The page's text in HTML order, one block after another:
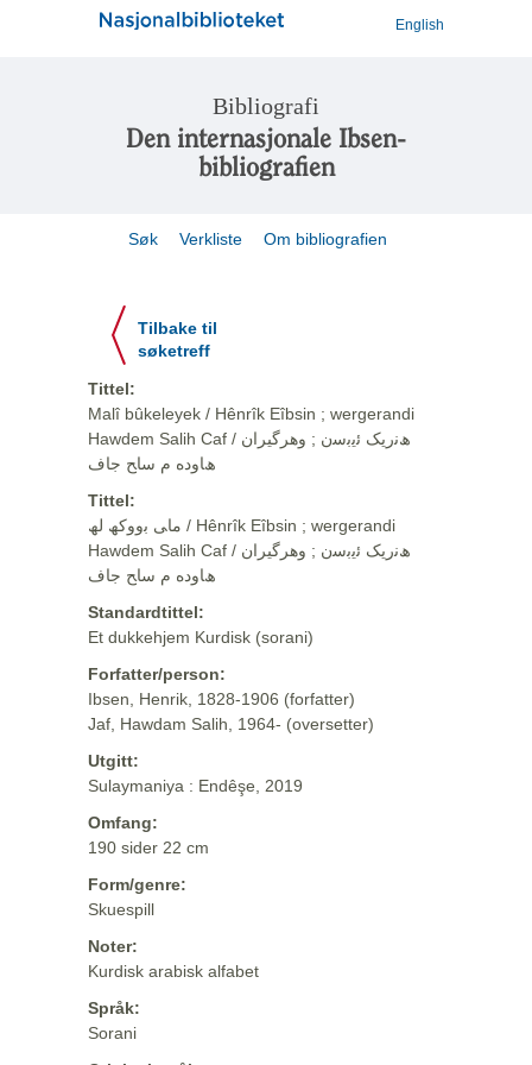
English
Bibliografi
Den internasjonale Ibsen-
bibliografien
Søk Verkliste Om bibliografien
Tilbake til
søketreff
Tittel:
Malî bûkeleyek / Hênrîk Eîbsin ; wergerandi
Hawdem Salih Caf / ھﻧرﯾﮏ ﺋﯾﺑﺳن ; وهرگيران
ھﺎوده م ﺳﺎﺢ ﺟﺎف
Tittel:
ﻣﺎﯽ ﺑووﮐﮫ ﻟﮫ / Hênrîk Eîbsin ; wergerandi
Hawdem Salih Caf / ھﻧرﯾﮏ ﺋﯾﺑﺳن ; وهرگيران
ھﺎوده م ﺳﺎﺢ ﺟﺎف
Standardtittel:
Et dukkehjem Kurdisk (sorani)
Forfatter/person:
Ibsen, Henrik, 1828-1906 (forfatter)
Jaf, Hawdam Salih, 1964- (oversetter)
Utgitt:
Sulaymaniya : Endêşe, 2019
Omfang:
190 sider 22 cm
Form/genre:
Skuespill
Noter:
Kurdisk arabisk alfabet
Språk:
Sorani